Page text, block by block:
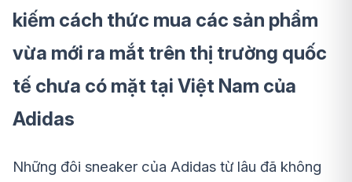
kiếm cách thức mua các sản phẩm
vừa mới ra mắt trên thị trường quốc
tế chưa có mặt tại Việt Nam của
Adidas
Những đôi sneaker của Adidas từ lâu đã không